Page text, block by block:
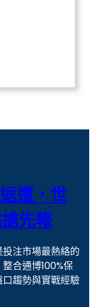
惠
理
法
神
城
還，世
先報
注市場最熱絡的
合通博100%保
趨勢與實戰經驗